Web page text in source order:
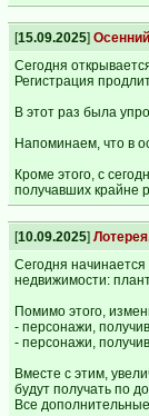
[15.09.2025]
Сегодня
Регистрация
В этот раз была
Напоминаем, что в
Кроме этого, с
получавших крайне
[10.09.2025]
Сегодня
недвижимости:
Помимо этого,
- персонажи,
- персонажи,
Вместе с этим,
будут получать по
Все